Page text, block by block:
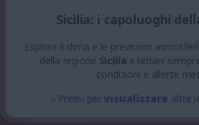
Sicilia: i capoluoghi
Esplora il clima e le previsioni
della regione Sicilia e rimani
condizioni e allerte
» Premi pervisualizzare altre